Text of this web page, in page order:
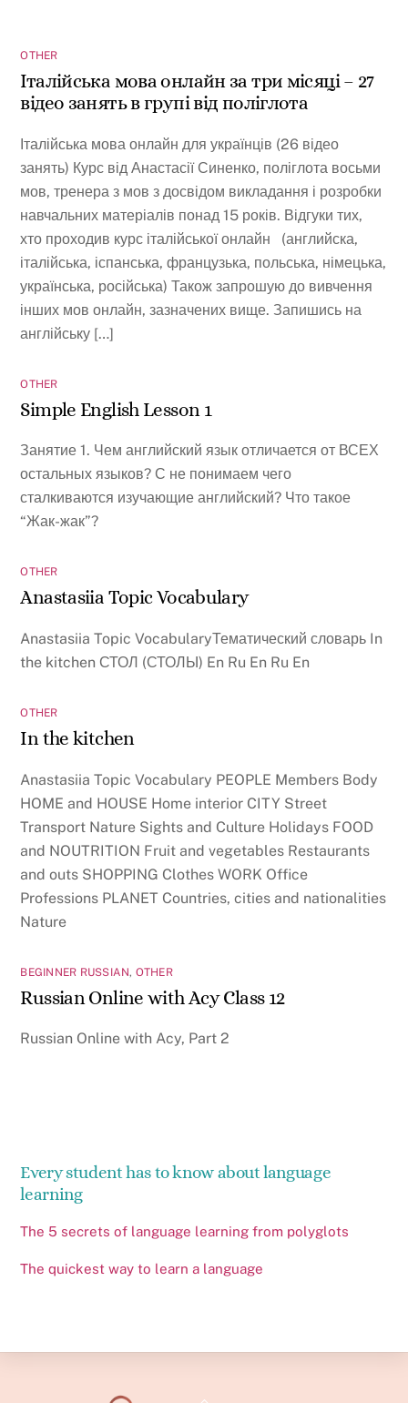
OTHER
Італійська мова онлайн за три місяці – 27
відео занять в групі від поліглота
Італійська мова онлайн для українців (26 відео
занять) Курс від Анастасії Синенко, поліглота восьми
мов, тренера з мов з досвідом викладання і розробки
навчальних матеріалів понад 15 років. Відгуки тих,
хто проходив курс італійської онлайн (английска,
італійська, іспанська, французька, польська, німецька,
українська, російська) Також запрошую до вивчення
інших мов онлайн, зазначених вище. Запишись на
англійську […]
OTHER
Simple English Lesson 1
Занятие 1. Чем английский язык отличается от ВСЕХ
остальных языков? С не понимаем чего
сталкиваются изучающие английский? Что такое
“Жак-жак”?
OTHER
Anastasiia Topic Vocabulary
Anastasiia Topic VocabularyТематический словарь In
the kitchen СТОЛ (СТОЛЫ) En Ru En Ru En
OTHER
In the kitchen
Anastasiia Topic Vocabulary PEOPLE Members Body
HOME and HOUSE Home interior CITY Street
Transport Nature Sights and Culture Holidays FOOD
and NOUTRITION Fruit and vegetables Restaurants
and outs SHOPPING Clothes WORK Office
Professions PLANET Countries, cities and nationalities
Nature
BEGINNER RUSSIAN, OTHER
Russian Online with Acy Class 12
Russian Online with Acy, Part 2
Every student has to know about language
learning
The 5 secrets of language learning from polyglots
The quickest way to learn a language